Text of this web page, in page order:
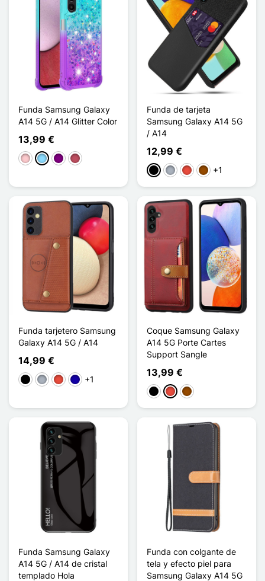
Funda Samsung Galaxy
A14 5G / A14 Glitter Color
13,99 €
RosaAzul claro
PúrpuraRosa oscuro
Funda de tarjeta
Samsung Galaxy A14 5G
/ A14
12,99 €
NegroGris RojoMarrón
+1
Funda tarjetero Samsung
Galaxy A14 5G / A14
14,99 €
NegroGris RojoAzul oscuro
+1
Coque Samsung Galaxy
A14 5G Porte Cartes
Support Sangle
13,99 €
NegroRojoMarrón
Funda Samsung Galaxy
A14 5G / A14 de cristal
templado Hola
Funda con colgante de
tela y efecto piel para
Samsung Galaxy A14 5G